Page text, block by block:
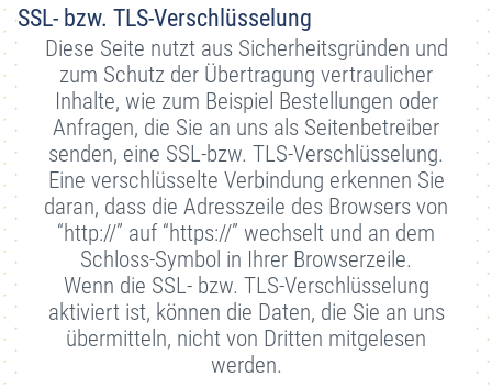
SSL- bzw. TLS-Verschlüsselung
Diese Seite nutzt aus Sicherheitsgründen und
zum Schutz der Übertragung vertraulicher
Inhalte, wie zum Beispiel Bestellungen oder
Anfragen, die Sie an uns als Seitenbetreiber
senden, eine SSL-bzw. TLS-Verschlüsselung.
Eine verschlüsselte Verbindung erkennen Sie
daran, dass die Adresszeile des Browsers von
“http://” auf “https://” wechselt und an dem
Schloss-Symbol in Ihrer Browserzeile.
Wenn die SSL- bzw. TLS-Verschlüsselung
aktiviert ist, können die Daten, die Sie an uns
übermitteln, nicht von Dritten mitgelesen
werden.